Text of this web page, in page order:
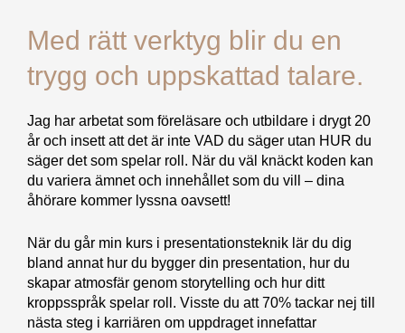
Med rätt verktyg blir du en
trygg och uppskattad talare.
Jag har arbetat som föreläsare och utbildare i drygt 20
år och insett att det är inte VAD du säger utan HUR du
säger det som spelar roll. När du väl knäckt koden kan
du variera ämnet och innehållet som du vill – dina
åhörare kommer lyssna oavsett!
När du går min kurs i presentationsteknik lär du dig
bland annat hur du bygger din presentation, hur du
skapar atmosfär genom storytelling och hur ditt
kroppsspråk spelar roll. Visste du att 70% tackar nej till
nästa steg i karriären om uppdraget innefattar